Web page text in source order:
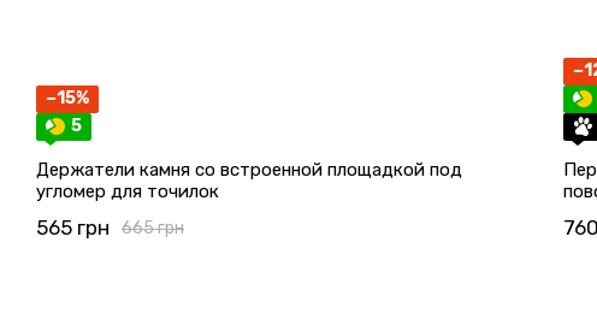
−15%
5
Держатели камня со встроенной площадкой под
угломер для точилок
665 грн
565 грн